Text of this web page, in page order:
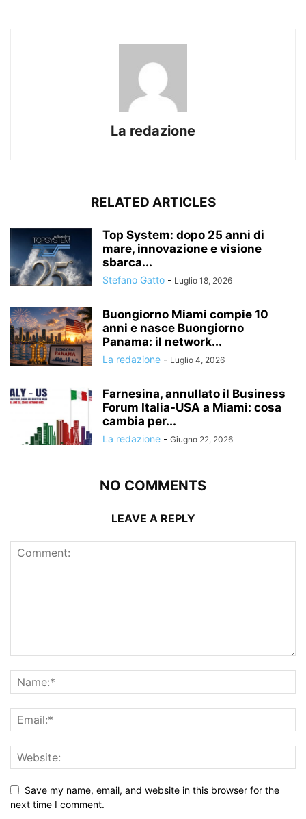
La redazione
RELATED ARTICLES
Top System: dopo 25 anni di
mare, innovazione e visione
sbarca...
Stefano Gatto - Luglio 18, 2026
Buongiorno Miami compie 10
anni e nasce Buongiorno
Panama: il network...
La redazione - Luglio 4, 2026
Farnesina, annullato il Business
Forum Italia-USA a Miami: cosa
cambia per...
La redazione - Giugno 22, 2026
NO COMMENTS
LEAVE A REPLY
Save my name, email, and website in this browser for the
next time I comment.